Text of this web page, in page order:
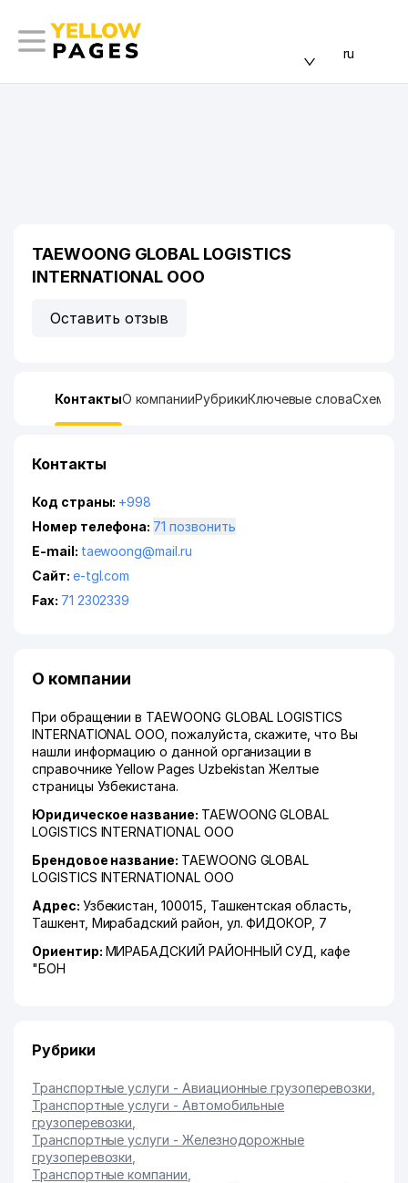
ru
TAEWOONG GLOBAL LOGISTICS
INTERNATIONAL ООО
Оставить отзыв
КонтактыО компанииРубрикиКлючевые словаСхема
Контакты
Код страны: +998
Номер телефона:
71 позвонить
E-mail: taewoong@mail.ru
Сайт: e-tgl.com
Fax: 71 2302339
О компании
При обращении в TAEWOONG GLOBAL LOGISTICS
INTERNATIONAL ООО, пожалуйста, скажите, что Вы
нашли информацию о данной организации в
справочнике Yellow Pages Uzbekistan Желтые
страницы Узбекистана.
Юридическое название: TAEWOONG GLOBAL
LOGISTICS INTERNATIONAL ООО
Брендовое название: TAEWOONG GLOBAL
LOGISTICS INTERNATIONAL ООО
Адрес: Узбекистан, 100015, Ташкентская область
Ташкент, Мирабадский район ул. ФИДОКОР , 7
Ориентир: МИРАБАДСКИЙ РАЙОННЫЙ СУД, кафе
"БОН
Рубрики
Транспортные услуги - Авиационные грузоперевозки
Транспортные услуги - Автомобильные
грузоперевозки
Транспортные услуги - Железнодорожные
грузоперевозки
Транспортные компании